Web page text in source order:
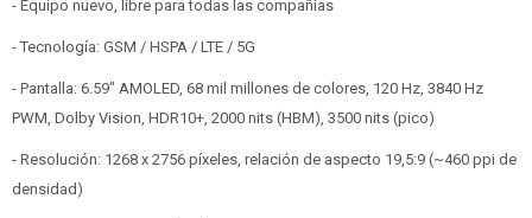
- Equipo nuevo, libre para todas las compañías
- Tecnología: GSM / HSPA / LTE / 5G
- Pantalla: 6.59" AMOLED, 68 mil millones de colores, 120 Hz, 3840 Hz
PWM, Dolby Vision, HDR10+, 2000 nits (HBM), 3500 nits (pico)
- Resolución: 1268 x 2756 píxeles, relación de aspecto 19,5:9 (~460 ppi de
densidad)